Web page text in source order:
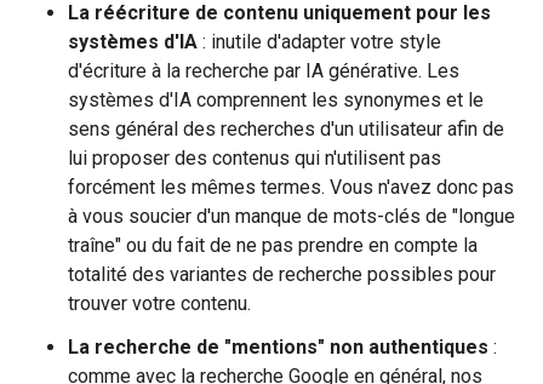
La réécriture de contenu uniquement pour les
systèmes d'IA : inutile d'adapter votre style
d'écriture à la recherche par IA générative. Les
systèmes d'IA comprennent les synonymes et le
sens général des recherches d'un utilisateur afin de
lui proposer des contenus qui n'utilisent pas
forcément les mêmes termes. Vous n'avez donc pas
à vous soucier d'un manque de mots-clés de "longue
traîne" ou du fait de ne pas prendre en compte la
totalité des variantes de recherche possibles pour
trouver votre contenu.
La recherche de "mentions" non authentiques :
comme avec la recherche Google en général, nos